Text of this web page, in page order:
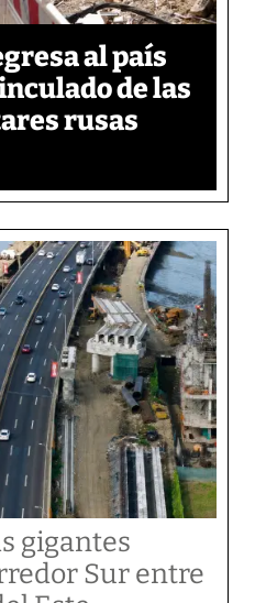
al país
de las
rusas
gigantes
Sur entre